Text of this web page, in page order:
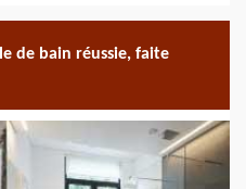
de bain réussie, faite